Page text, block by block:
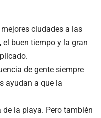
ciudades a las
buen tiempo y la gran
de gente siempre
ayudan a que la
la playa. Pero también